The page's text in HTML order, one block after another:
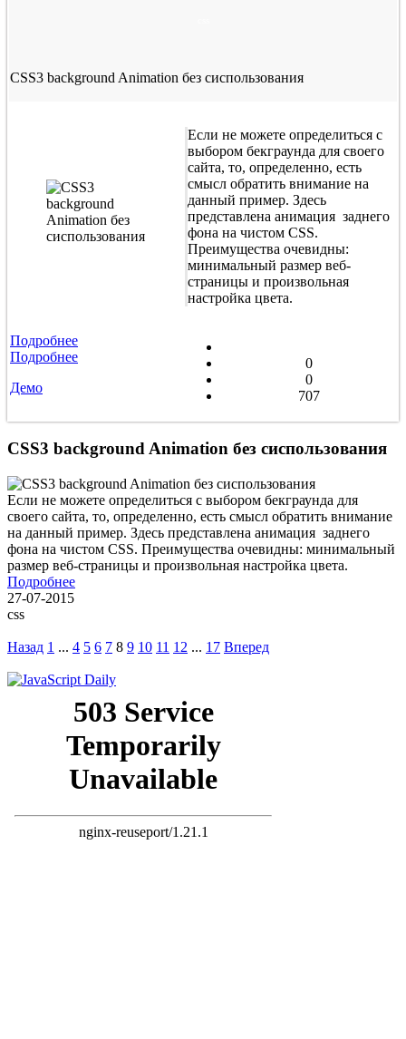
CSS3 background Animation без сиспользования
Если не можете определиться с
выбором бекграунда для своего
сайта, то, определенно, есть
смысл обратить внимание на
данный пример. Здесь
представлена анимация заднего
фона на чистом CSS.
Преимущества очевидны:
минимальный размер веб-
страницы и произвольная
настройка цвета.
Подробнее
Подробнее
Демо
0
0
707
CSS3 background Animation без сиспользования
Если не можете определиться с выбором бекграунда для
своего сайта, то, определенно, есть смысл обратить внимание
на данный пример. Здесь представлена анимация заднего
фона на чистом CSS. Преимущества очевидны: минимальный
размер веб-страницы и произвольная настройка цвета.
Подробнее
27-07-2015
css
Назад 1 ... 4 5 6 7 8 9 10 11 12 ... 17 Вперед